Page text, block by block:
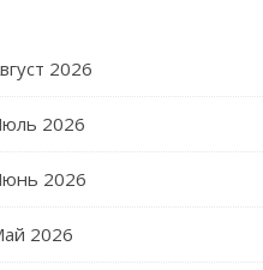
2026
2026
2026
2026